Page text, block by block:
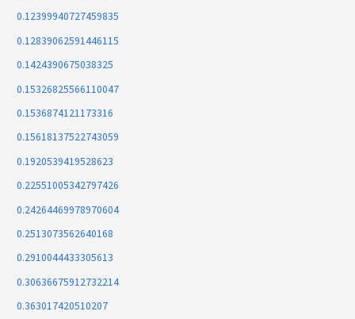
0.12399940727459835
0.12839062591446115
0.1424390675038325
0.15326825566110047
0.1536874121173316
0.15618137522743059
0.1920539419528623
0.22551005342797426
0.24264469978970604
0.2513073562640168
0.2910044433305613
0.30636675912732214
0.363017420510207